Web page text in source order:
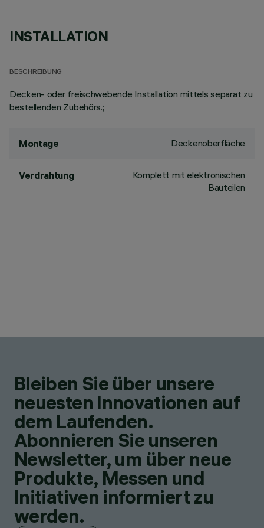
INSTALLATION
BESCHREIBUNG
Decken- oder freischwebende Installation mittels separat zu
bestellenden Zubehörs.;
Montage Deckenoberfläche
Verdrahtung
Komplett mit elektronischen
Bauteilen
Bleiben Sie über unsere
neuesten Innovationen auf
dem Laufenden.
Abonnieren Sie unseren
Newsletter, um über neue
Produkte, Messen und
Initiativen informiert zu
werden.